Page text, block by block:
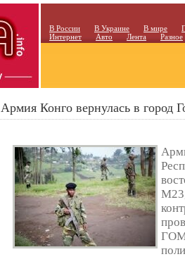
В России В Украине В мире
Интернет
Авто Лента Разное
Армия Конго вернулась в город